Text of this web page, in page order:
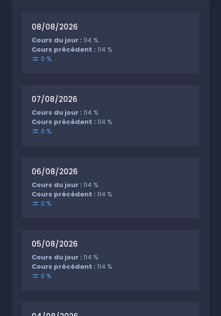
08/08/2026
Cours du jour : 114 %
Cours précédent : 114 %
0 %
07/08/2026
Cours du jour : 114 %
Cours précédent : 114 %
0 %
06/08/2026
Cours du jour : 114 %
Cours précédent : 114 %
0 %
05/08/2026
Cours du jour : 114 %
Cours précédent : 114 %
0 %